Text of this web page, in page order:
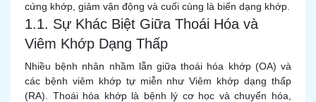
cứng khớp, giảm vận động và cuối cùng là biến dạng khớp.
1.1. Sự Khác Biệt Giữa Thoái Hóa và
Viêm Khớp Dạng Thấp
Nhiều bệnh nhân nhầm lẫn giữa thoái hóa khớp (OA) và
các bệnh viêm khớp tự miễn như Viêm khớp dạng thấp
(RA). Thoái hóa khớp là bệnh lý cơ học và chuyển hóa,